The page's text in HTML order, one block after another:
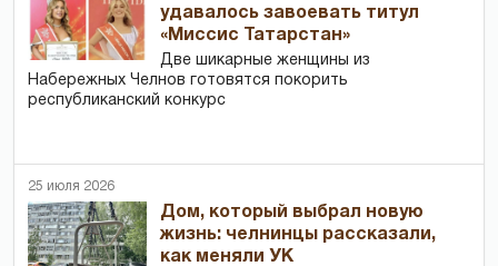
удавалось завоевать титул
«Миссис Татарстан»
Две шикарные женщины из
Набережных Челнов готовятся покорить
республиканский конкурс
25 июля 2026
Дом, который выбрал новую
жизнь: челнинцы рассказали,
как меняли УК